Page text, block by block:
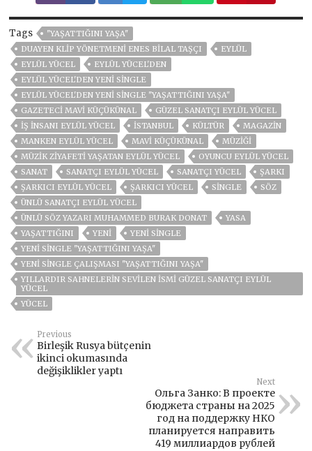
Tags
''YAŞATTIĞINI YAŞA''
DUAYEN KLIP YÖNETMENI ENES BILAL TAŞÇI
EYLÜL
EYLÜL YÜCEL
EYLÜL YÜCEL'DEN
EYLÜL YÜCEL'DEN YENİ SİNGLE
EYLÜL YÜCEL'DEN YENİ SİNGLE ''YAŞATTIĞINI YAŞA''
GAZETECI MAVİ KÜÇÜKÜNAL
GÜZEL SANATÇI EYLÜL YÜCEL
IŞ INSANI EYLÜL YÜCEL
ISTANBUL KÜLTÜR
MAGAZİN
MANKEN EYLÜL YÜCEL
MAVİ KÜÇÜKÜNAL
MÜZIĞI
MÜZIK ZIYAFETI YAŞATAN EYLÜL YÜCEL
OYUNCU EYLÜL YÜCEL
SANAT
SANATÇI EYLÜL YÜCEL SANATÇI YÜCEL
ŞARKI
ŞARKICI EYLÜL YÜCEL
ŞARKICI YÜCEL SİNGLE
SÖZ
ÜNLÜ SANATÇI EYLÜL YÜCEL
ÜNLÜ SÖZ YAZARI MUHAMMED BURAK DONAT
YASA
YAŞATTIĞINI
YENİ
YENİ SİNGLE
YENİ SİNGLE ''YAŞATTIĞINI YAŞA''
YENI SINGLE ÇALIŞMASI ''YAŞATTIĞINI YAŞA''
YILLARDIR SAHNELERIN SEVILEN ISMI GÜZEL SANATÇI EYLÜL
YÜCEL
YÜCEL
Previous
Birleşik Rusya bütçenin
ikinci okumasında
değişiklikler yaptı
Next
Ольга Занко: В проекте
бюджета страны на 2025
год на поддержку НКО
планируется направить
419 миллиардов рублей